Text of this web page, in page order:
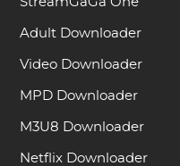
Adult Downloader
Video Downloader
MPD Downloader
M3U8 Downloader
Netflix Downloader